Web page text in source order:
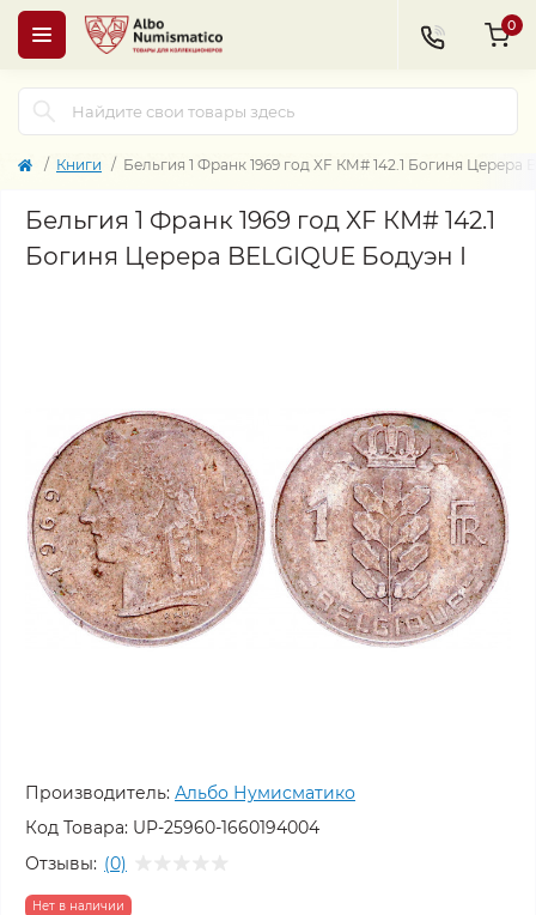
0
Книги Бельгия 1 Франк 1969 год XF КМ# 142.1 Богиня Церера
Бельгия 1 Франк 1969 год XF КМ# 142.1
Богиня Церера BELGIQUE Бодуэн I
Производитель: Альбо Нумисматико
Код Товара: UP-25960-1660194004
Отзывы: (0)
Нет в наличии